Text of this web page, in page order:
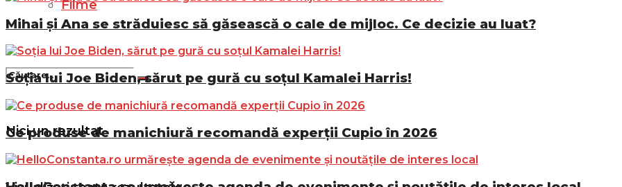
Filme
Nici un rezultat
Mihai și Ana se străduiesc să găsească o cale de mijloc. Ce decizie au luat?
Soția lui Joe Biden, sărut pe gură cu soțul Kamalei Harris!
Ce produse de manichiură recomandă experții Cupio în 2026